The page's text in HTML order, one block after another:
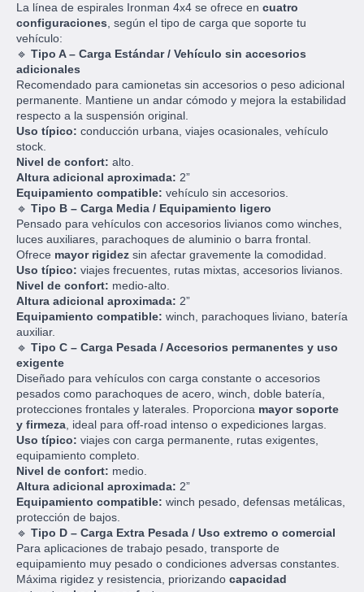
La línea de espirales Ironman 4x4 se ofrece en cuatro
configuraciones , según el tipo de carga que soporte tu
vehículo:
🔹 Tipo A – Carga Estándar / Vehículo sin accesorios
adicionales
Recomendado para camionetas sin accesorios o peso adicional
permanente. Mantiene un andar cómodo y mejora la estabilidad
respecto a la suspensión original.
Uso típico: conducción urbana, viajes ocasionales, vehículo
stock.
Nivel de confort: alto.
Altura adicional aproximada: 2”
Equipamiento compatible: vehículo sin accesorios.
🔹 Tipo B – Carga Media / Equipamiento ligero
Pensado para vehículos con accesorios livianos como winches,
luces auxiliares, parachoques de aluminio o barra frontal.
Ofrece mayor rigidez sin afectar gravemente la comodidad.
Uso típico: viajes frecuentes, rutas mixtas, accesorios livianos.
Nivel de confort: medio-alto.
Altura adicional aproximada: 2”
Equipamiento compatible: winch, parachoques liviano, batería
auxiliar.
🔹 Tipo C – Carga Pesada / Accesorios permanentes y uso
exigente
Diseñado para vehículos con carga constante o accesorios
pesados como parachoques de acero, winch, doble batería,
protecciones frontales y laterales. Proporciona mayor soporte
y firmeza , ideal para off-road intenso o expediciones largas.
Uso típico: viajes con carga permanente, rutas exigentes,
equipamiento completo.
Nivel de confort: medio.
Altura adicional aproximada: 2”
Equipamiento compatible: winch pesado, defensas metálicas,
protección de bajos.
🔹 Tipo D – Carga Extra Pesada / Uso extremo o comercial
Para aplicaciones de trabajo pesado, transporte de
equipamiento muy pesado o condiciones adversas constantes.
Máxima rigidez y resistencia, priorizando capacidad